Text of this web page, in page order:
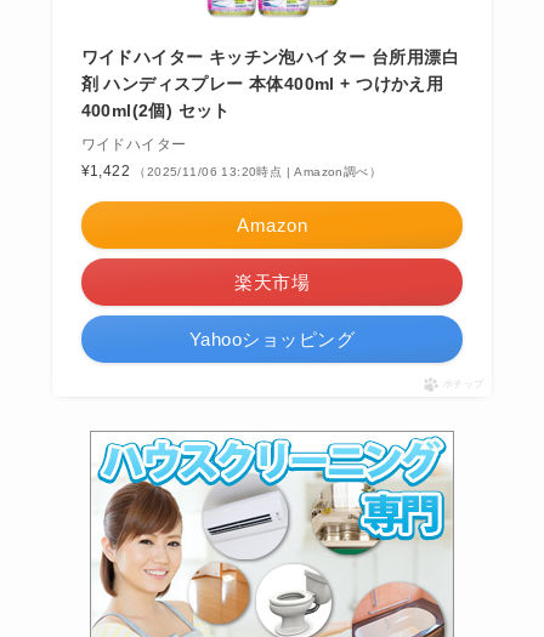
ワイドハイター キッチン泡ハイター 台所用漂白
剤 ハンディスプレー 本体400ml + つけかえ用
400ml(2個) セット
ワイドハイター
¥1,422
（2025/11/06 13:20時点 | Amazon調べ）
Amazon
楽天市場
Yahooショッピング
ポチップ